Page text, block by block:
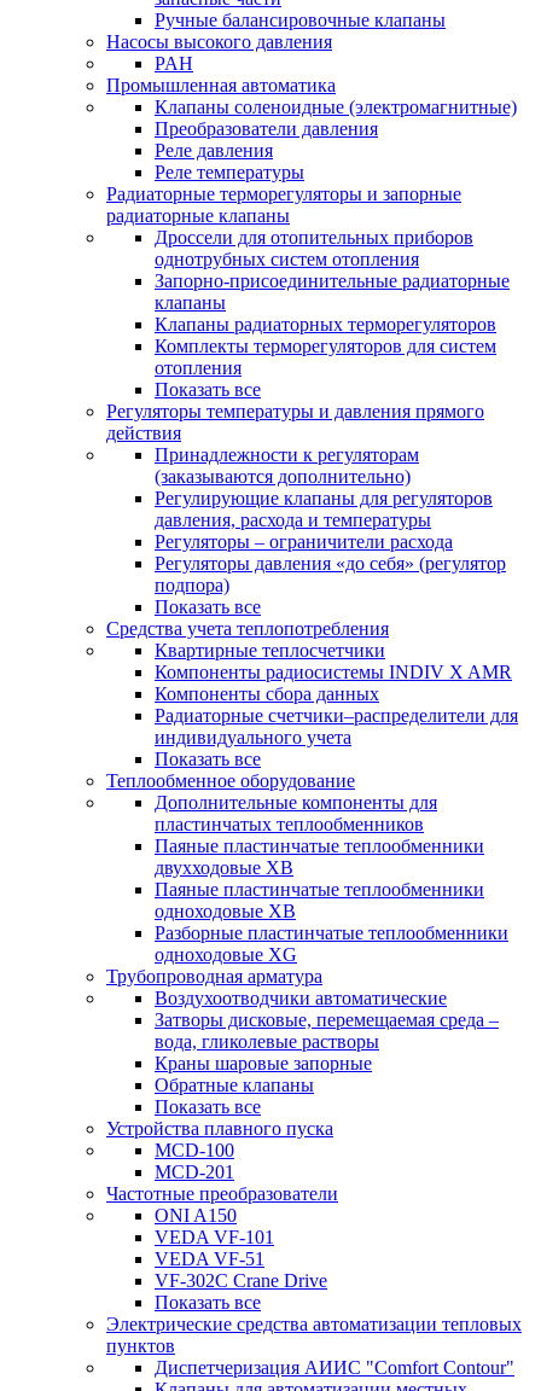
Ручные балансировочные клапаны
Насосы высокого давления
PAH
Промышленная автоматика
Клапаны соленоидные (электромагнитные)
Преобразователи давления
Реле давления
Реле температуры
Радиаторные терморегуляторы и запорные
радиаторные клапаны
Дроссели для отопительных приборов
однотрубных систем отопления
Запорно-присоединительные радиаторные
клапаны
Клапаны радиаторных терморегуляторов
Комплекты терморегуляторов для систем
отопления
Показать все
Регуляторы температуры и давления прямого
действия
Принадлежности к регуляторам
(заказываются дополнительно)
Регулирующие клапаны для регуляторов
давления, расхода и температуры
Регуляторы – ограничители расхода
Регуляторы давления «до себя» (регулятор
подпора)
Показать все
Средства учета теплопотребления
Квартирные теплосчетчики
Компоненты радиосистемы INDIV X AMR
Компоненты сбора данных
Радиаторные счетчики–распределители для
индивидуального учета
Показать все
Теплообменное оборудование
Дополнительные компоненты для
пластинчатых теплообменников
Паяные пластинчатые теплообменники
двухходовые XB
Паяные пластинчатые теплообменники
одноходовые ХВ
Разборные пластинчатые теплообменники
одноходовые ХG
Трубопроводная арматура
Воздухоотводчики автоматические
Затворы дисковые, перемещаемая среда –
вода, гликолевые растворы
Краны шаровые запорные
Обратные клапаны
Показать все
Устройства плавного пуска
MCD-100
MCD-201
Частотные преобразователи
ONI A150
VEDA VF-101
VEDA VF-51
VF-302C Crane Drive
Показать все
Электрические средства автоматизации тепловых
пунктов
Диспетчеризация АИИС "Comfort Contour"